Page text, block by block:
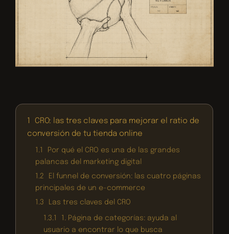
1
CRO: las tres claves para mejorar el ratio de
conversión de tu tienda online
1.1
Por qué el CRO es una de las grandes
palancas del marketing digital
1.2
El funnel de conversión: las cuatro páginas
principales de un e-commerce
1.3
Las tres claves del CRO
1.3.1
1. Página de categorías: ayuda al
usuario a encontrar lo que busca